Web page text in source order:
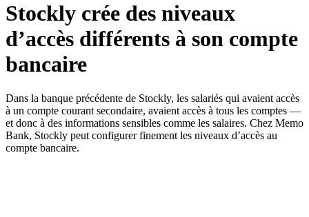
Stockly crée des niveaux
d’accès différents à son compte
bancaire
Dans la banque précédente de Stockly, les salariés qui avaient accès
à un compte courant secondaire, avaient accès à tous les comptes —
et donc à des informations sensibles comme les salaires. Chez Memo
Bank, Stockly peut configurer finement les niveaux d’accès au
compte bancaire.